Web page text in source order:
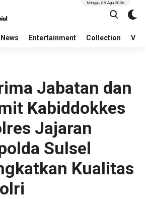
News Entertainment Collection
Minggu, 09 Agu 2026
Jabatan dan
Kabiddokkes
Jajaran
Sulsel
Kualitas